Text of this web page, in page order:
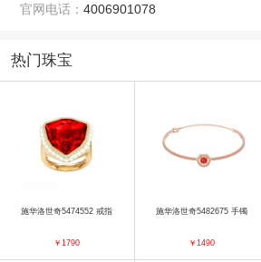
官网电话： 4006901078
热门珠宝
施华洛世奇5474552 戒指
￥1790
施华洛世奇5482675 手镯
￥1490